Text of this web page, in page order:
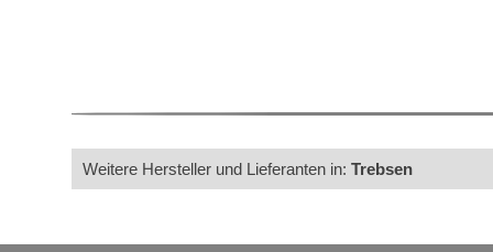
Weitere Hersteller und Lieferanten in: Trebsen